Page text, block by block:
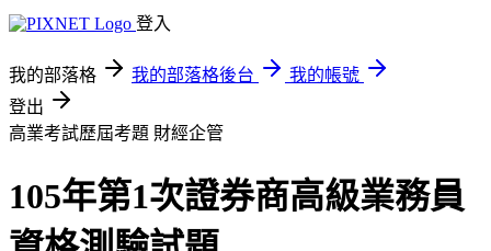
登入
我的部落格 我的部落格後台
我的帳號
登出
高業考試歷屆考題 財經企管
105年第1次證券商高級業務員